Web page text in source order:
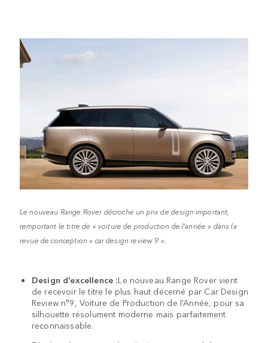
Le nouveau Range Rover décroche un prix de design important,
remportant le titre de « voiture de production de l’année » dans la
revue de conception « car design review 9 ».
Design d’excellence :Le nouveau Range Rover vient
de recevoir le titre le plus haut décerné par Car Design
Review n°9, Voiture de Production de l’Année, pour sa
silhouette résolument moderne mais parfaitement
reconnaissable.